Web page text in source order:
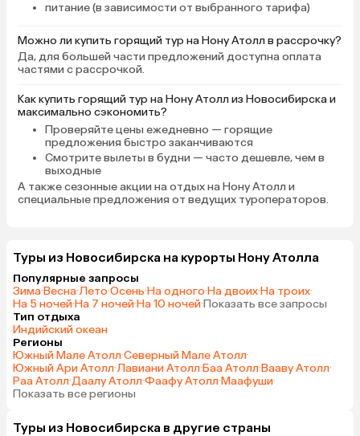
питание (в зависимости от выбранного тарифа)
Можно ли купить горящий тур на Нону Атолл в рассрочку?
Да, для большей части предложений доступна оплата
частями с рассрочкой.
Как купить горящий тур на Нону Атолл из Новосибирска и
максимально сэкономить?
Проверяйте цены ежедневно — горящие
предложения быстро заканчиваются
Смотрите вылеты в будни — часто дешевле, чем в
выходные
А также сезонные акции на отдых на Нону Атолл и
специальные предложения от ведущих туроператоров.
Туры из Новосибирска на курорты Нону Атолла
Популярные запросы
Зима·Весна·Лето·Осень·На одного·На двоих·На троих·
На 5 ночей·На 7 ночей·На 10 ночей·Показать все запросы
Тип отдыха
Индийский океан
Регионы
Южный Мале Атолл·Северный Мале Атолл·
Южный Ари Атолл·Лавиани Атолл·Баа Атолл·Вааву Атолл·
Раа Атолл·Даалу Атолл·Фаафу Атолл·Маафуши·
Показать все регионы
Туры из Новосибирска в другие страны